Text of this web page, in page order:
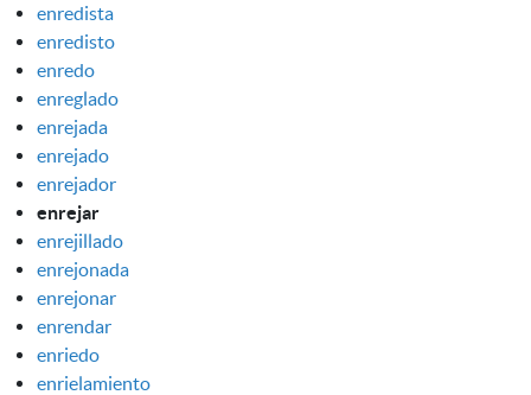
enredista
enredisto
enredo
enreglado
enrejada
enrejado
enrejador
enrejar
enrejillado
enrejonada
enrejonar
enrendar
enriedo
enrielamiento